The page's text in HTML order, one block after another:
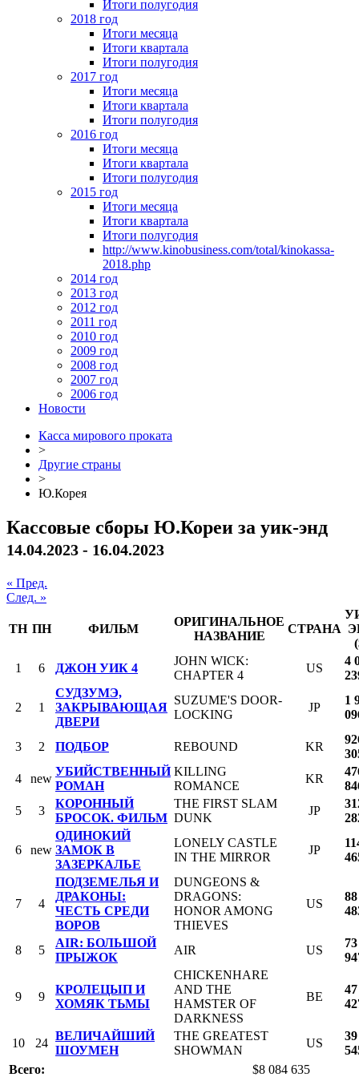
Итоги полугодия
2018 год
Итоги месяца
Итоги квартала
Итоги полугодия
2017 год
Итоги месяца
Итоги квартала
Итоги полугодия
2016 год
Итоги месяца
Итоги квартала
Итоги полугодия
2015 год
Итоги месяца
Итоги квартала
Итоги полугодия
http://www.kinobusiness.com/total/kinokassa-
2018.php
2014 год
2013 год
2012 год
2011 год
2010 год
2009 год
2008 год
2007 год
2006 год
Новости
Касса мирового проката
>
Другие страны
>
Ю.Корея
Кассовые сборы Ю.Кореи за уик-энд
14.04.2023 - 16.04.2023
« Пред.
След. »
ТН ПН ФИЛЬМ
ОРИГИНАЛЬНОЕ
НАЗВАНИЕ
СТРАНА
1
6 ДЖОН УИК 4
JOHN WICK:
CHAPTER 4
US
4
2 1
СУДЗУМЭ,
ЗАКРЫВАЮЩАЯ
ДВЕРИ
SUZUME'S DOOR-
LOCKING
JP
1
3 2 ПОДБОР REBOUND KR
4
new
УБИЙСТВЕННЫЙ
РОМАН
KILLING
ROMANCE
KR
5
3
КОРОННЫЙ
БРОСОК. ФИЛЬМ
THE FIRST SLAM
DUNK
JP
6 new
ОДИНОКИЙ
ЗАМОК В
ЗАЗЕРКАЛЬЕ
LONELY CASTLE
IN THE MIRROR
JP
7 4
ПОДЗЕМЕЛЬЯ И
ДРАКОНЫ:
ЧЕСТЬ СРЕДИ
ВОРОВ
DUNGEONS &
DRAGONS:
HONOR AMONG
THIEVES
US
88
8 5
AIR: БОЛЬШОЙ
ПРЫЖОК
AIR US
73
9 9
КРОЛЕЦЫП И
ХОМЯК ТЬМЫ
CHICKENHARE
AND THE
HAMSTER OF
DARKNESS
BE
47
10 24
ВЕЛИЧАЙШИЙ
ШОУМЕН
THE GREATEST
SHOWMAN
US
39
Всего:
$8 084 635